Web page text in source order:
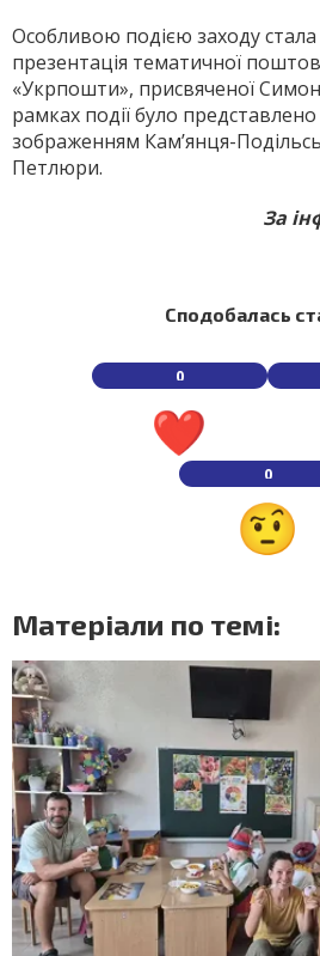
Особливою подією заходу стала
презентація тематичної
«Укрпошти», присвяченої
рамках події було
зображенням Кам’янця-
Петлюри.
За
Сподобалась
0
0
Матеріали по темі: